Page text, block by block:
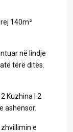
140m²
në lindje
tërë ditës.
Kuzhina | 2
ashensor.
e